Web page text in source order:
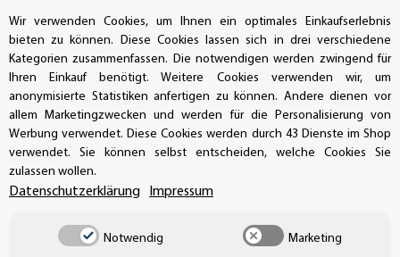
SSL-Verschlüsselung
UNSER VERSANDDIENSTLEISTER
Wir verwenden Cookies, um Ihnen ein optimales Einkaufserlebnis
bieten zu können. Diese Cookies lassen sich in drei verschiedene
Kategorien zusammenfassen. Die notwendigen werden zwingend für
Ihren Einkauf benötigt. Weitere Cookies verwenden wir, um
anonymisierte Statistiken anfertigen zu können. Andere dienen vor
allem Marketingzwecken und werden für die Personalisierung von
Werbung verwendet. Diese Cookies werden durch 43 Dienste im Shop
verwendet. Sie können selbst entscheiden, welche Cookies Sie
zulassen wollen.
Datenschutzerklärung Impressum
Notwendig Marketing